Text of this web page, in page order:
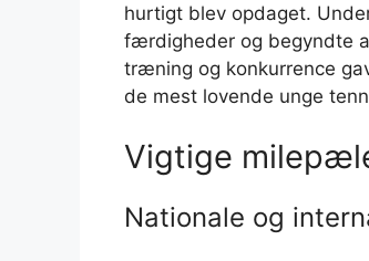
hurtigt blev opdaget.
færdigheder og begyndte
træning og konkurrence
de mest lovende unge
Vigtige
Nationale og